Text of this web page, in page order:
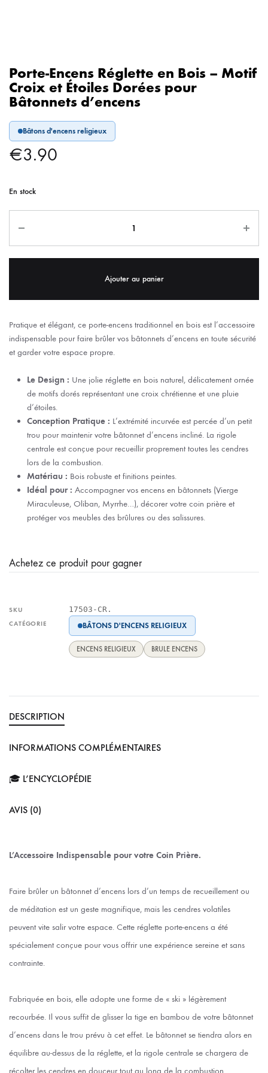
Porte-Encens Réglette en Bois – Motif
Croix et Étoiles Dorées pour
Bâtonnets d’encens
Bâtons d'encens religieux
€3.90
En stock
Ajouter au panier
Pratique et élégant, ce porte-encens traditionnel en bois est l’accessoire
indispensable pour faire brûler vos bâtonnets d’encens en toute sécurité
et garder votre espace propre.
Le Design : Une jolie réglette en bois naturel, délicatement ornée
de motifs dorés représentant une croix chrétienne et une pluie
d’étoiles.
Conception Pratique : L’extrémité incurvée est percée d’un petit
trou pour maintenir votre bâtonnet d’encens incliné. La rigole
centrale est conçue pour recueillir proprement toutes les cendres
lors de la combustion.
Matériau : Bois robuste et finitions peintes.
Idéal pour : Accompagner vos encens en bâtonnets (Vierge
Miraculeuse, Oliban, Myrrhe…), décorer votre coin prière et
protéger vos meubles des brûlures ou des salissures.
Achetez ce produit pour gagner
SKU 17503-CR.
CATÉGORIE BÂTONS D'ENCENS RELIGIEUX
ENCENS RELIGIEUX BRULE ENCENS
DESCRIPTION
INFORMATIONS COMPLÉMENTAIRES
🎓 L’ENCYCLOPÉDIE
AVIS (0)
L’Accessoire Indispensable pour votre Coin Prière.
Faire brûler un bâtonnet d’encens lors d’un temps de recueillement ou
de méditation est un geste magnifique, mais les cendres volatiles
peuvent vite salir votre espace. Cette réglette porte-encens a été
spécialement conçue pour vous offrir une expérience sereine et sans
contrainte.
Fabriquée en bois, elle adopte une forme de « ski » légèrement
recourbée. Il vous suffit de glisser la tige en bambou de votre bâtonnet
d’encens dans le trou prévu à cet effet. Le bâtonnet se tiendra alors en
équilibre au-dessus de la réglette, et la rigole centrale se chargera de
récolter les cendres en douceur tout au long de la combustion.